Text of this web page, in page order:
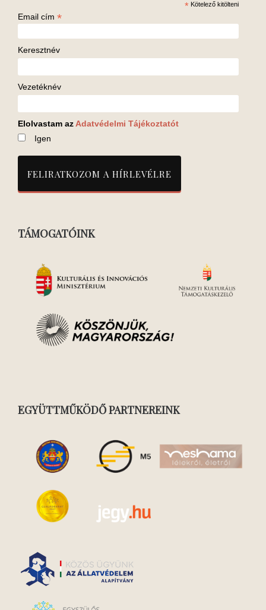
* Kötelező kitölteni
Email cím *
Keresztnév
Vezetéknév
Elolvastam az Adatvédelmi Tájékoztatót
Igen
TÁMOGATÓINK
EGYÜTTMŰKÖDŐ PARTNEREINK